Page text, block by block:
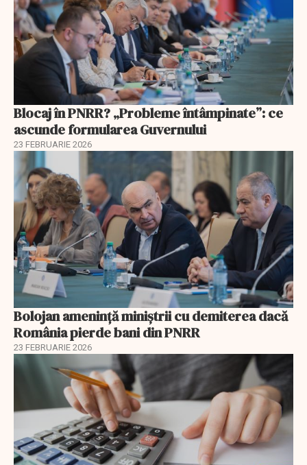
Blocaj în PNRR? „Probleme întâmpinate”: ce
ascunde formularea Guvernului
23 FEBRUARIE 2026
Bolojan amenință miniștrii cu demiterea dacă
România pierde bani din PNRR
23 FEBRUARIE 2026